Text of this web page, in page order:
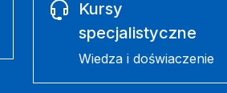
Kursy
specjalistyczne
Wiedza i doświaczenie